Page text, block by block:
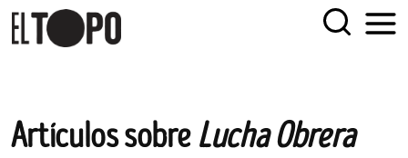
Skip
toArtículos sobreLucha Obrera